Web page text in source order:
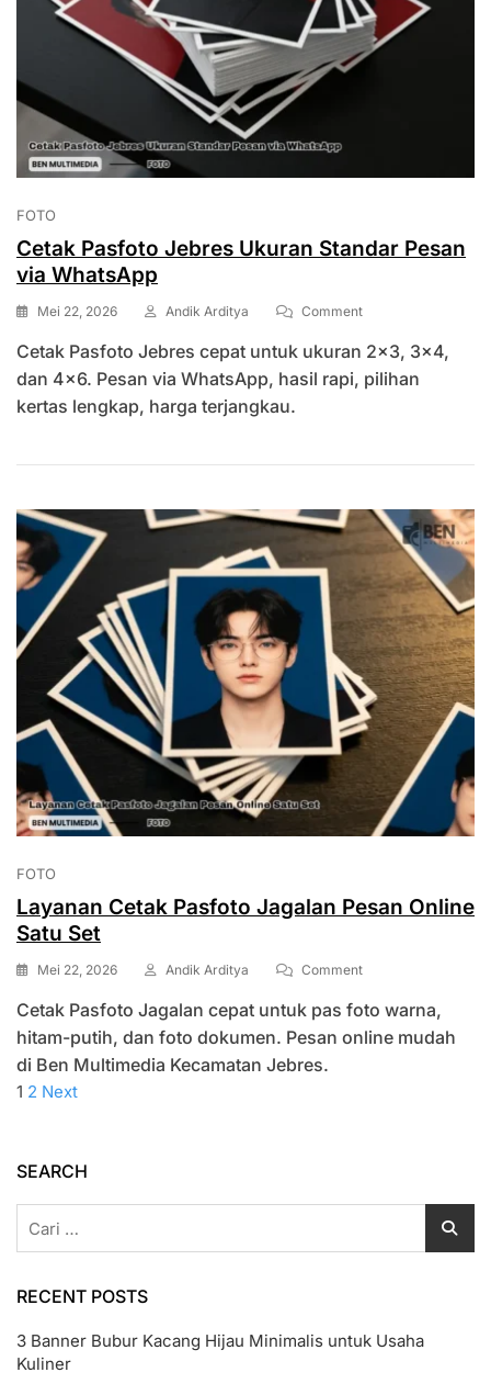
FOTO
Cetak Pasfoto Jebres Ukuran Standar Pesan
via WhatsApp
Mei 22, 2026 Andik Arditya CommentOn
Pasfoto
Jebres
Ukuran
Cetak Pasfoto Jebres cepat untuk ukuran 2×3, 3×4,
dan 4×6. Pesan via WhatsApp, hasil rapi, pilihan
kertas lengkap, harga terjangkau.
FOTO
Layanan Cetak Pasfoto Jagalan Pesan Online
Satu Set
Mei 22, 2026 Andik Arditya CommentOn
Cetak
Pasfoto
Cetak Pasfoto Jagalan cepat untuk pas foto warna,
hitam-putih, dan foto dokumen. Pesan online mudah
di Ben Multimedia Kecamatan Jebres.
Paginasi
Page
1 Page
2 NextNext
SEARCH
RECENT POSTS
3 Banner Bubur Kacang Hijau Minimalis untuk Usaha
Kuliner